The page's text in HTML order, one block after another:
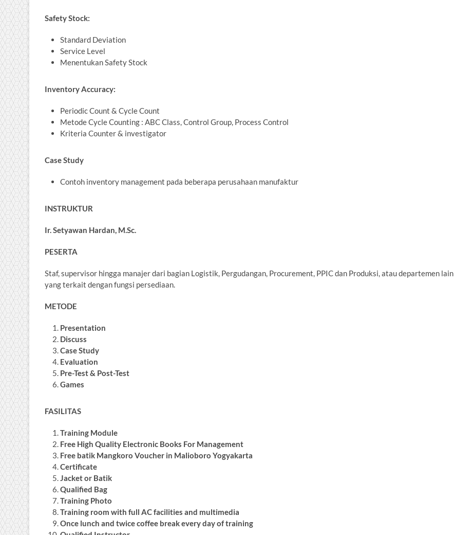
Safety Stock:
Standard Deviation
Service Level
Menentukan Safety Stock
Inventory Accuracy:
Periodic Count & Cycle Count
Metode Cycle Counting : ABC Class, Control Group, Process Control
Kriteria Counter & investigator
Case Study
Contoh inventory management pada beberapa perusahaan manufaktur
INSTRUKTUR
Ir. Setyawan Hardan, M.Sc.
PESERTA
Staf, supervisor hingga manajer dari bagian Logistik, Pergudangan, Procurement, PPIC dan Produksi, atau departemen lain
yang terkait dengan fungsi persediaan.
METODE
Presentation
Discuss
Case Study
Evaluation
Pre-Test & Post-Test
Games
FASILITAS
Training Module
Free High Quality Electronic Books For Management
Free batik Mangkoro Voucher in Malioboro Yogyakarta
Certificate
Jacket or Batik
Qualified Bag
Training Photo
Training room with full AC facilities and multimedia
Once lunch and twice coffee break every day of training